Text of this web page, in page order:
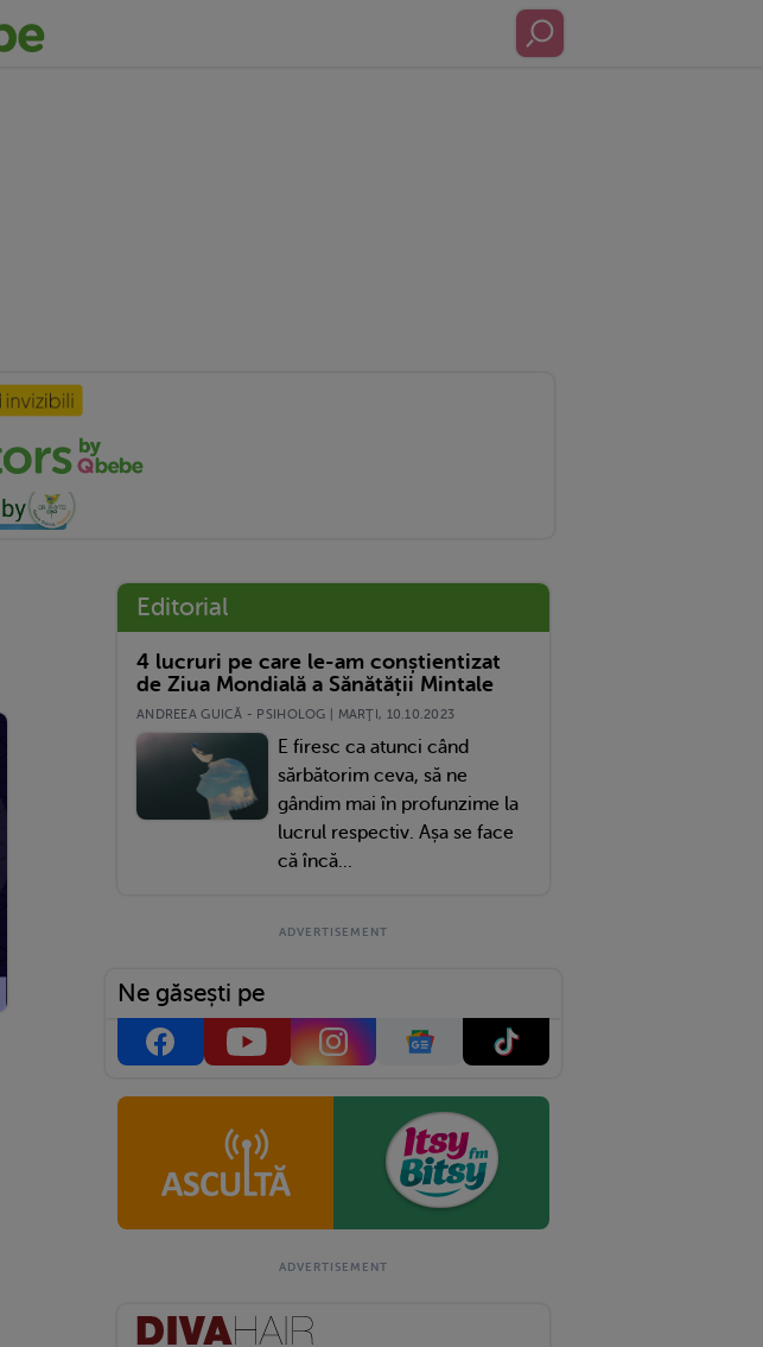
Editorial
4 lucruri pe care le-am conștientizat
de Ziua Mondială a Sănătății Mintale
ANDREEA GUICĂ - PSIHOLOG | MARŢI, 10.10.2023
E firesc ca atunci când
sărbătorim ceva, să ne
gândim mai în profunzime la
lucrul respectiv. Așa se face
că încă...
Ne găsești pe